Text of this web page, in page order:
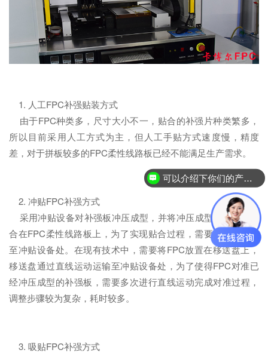
1. 人工FPC补强贴装方式
由于FPC种类多，尺寸大小不一，贴合的补强片种类繁多，
所以目前采用人工方式为主，但人工手贴方式速度慢，精度
差，对于拼板较多的FPC柔性线路板已经不能满足生产需求。
2. 冲贴FPC补强方式
采用冲贴设备对补强板冲压成型，并将冲压成型的补强板贴
合在FPC柔性线路板上，为了实现贴合过程，需要将FPC运输
至冲贴设备处。在现有技术中，需要将FPC放置在移送盘上，
移送盘通过直线运动运输至冲贴设备处，为了使得FPC对准已
经冲压成型的补强板，需要多次进行直线运动完成对准过程，
调整步骤较为复杂，耗时较多。
3. 吸贴FPC补强方式
可以介绍下你们的产品么？